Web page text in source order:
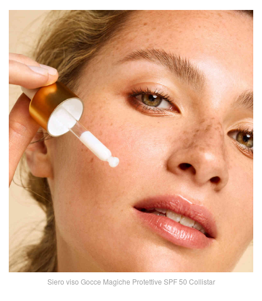
Siero viso Gocce Magiche Protettive SPF 50 Collistar